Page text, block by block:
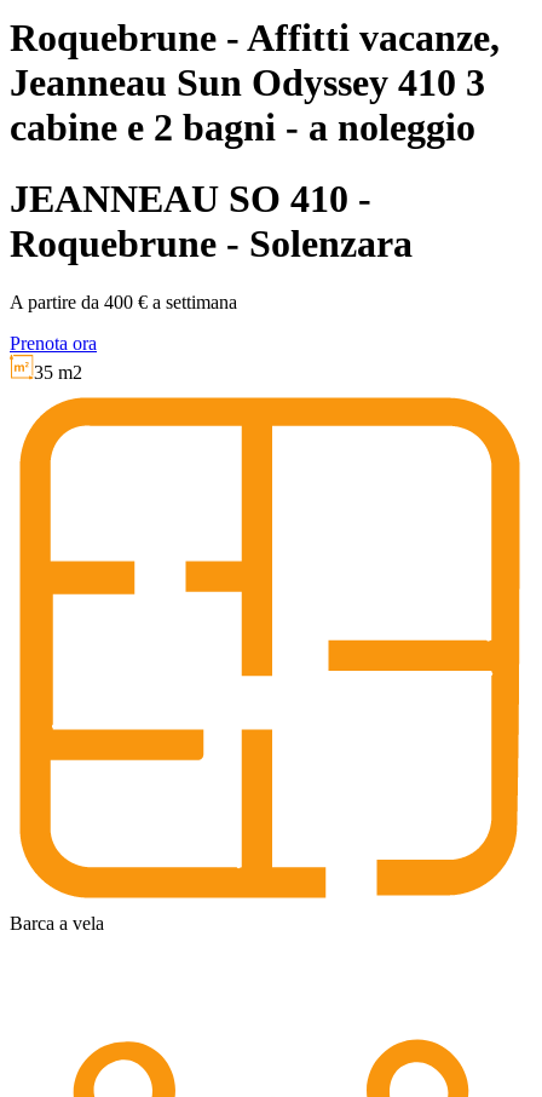
Roquebrune - Affitti vacanze,
Jeanneau Sun Odyssey 410 3
cabine e 2 bagni - a noleggio
JEANNEAU SO 410 -
Roquebrune - Solenzara
A partire da 400 € a settimana
Prenota ora
35 m2
Barca a vela